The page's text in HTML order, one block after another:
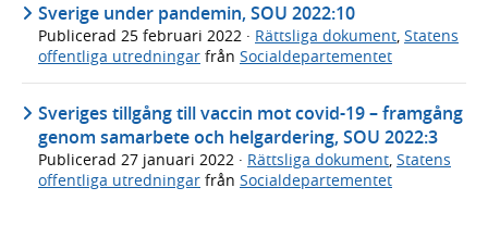
Sverige under pandemin, SOU 2022:10
Publicerad 25 februari 2022 · Rättsliga dokument, Statens
offentliga utredningar från Socialdepartementet
Sveriges tillgång till vaccin mot covid-19 – framgång
genom samarbete och helgardering, SOU 2022:3
Publicerad 27 januari 2022 · Rättsliga dokument Statens
offentliga utredningar från Socialdepartementet